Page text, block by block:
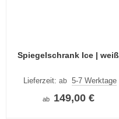
Spiegelschrank Ice | weiß
Lieferzeit: ab 5-7 Werktage
ab 149,00 €